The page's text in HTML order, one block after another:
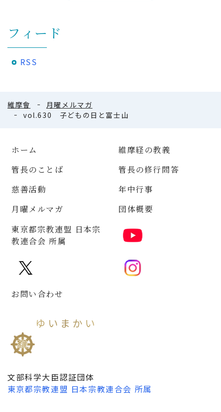
フィード
RSS
維摩會
月曜メルマガ
vol.630 子どもの日と富士山
ホーム
維摩経の教義
管長のことば
管長の修行問答
慈善活動
年中行事
月曜メルマガ
団体概要
東京都宗教連盟 日本宗
教連合会 所属
お問い合わせ
維摩會
ゆいまかい
文部科学大臣認証団体
東京都宗教連盟 日本宗教連合会 所属